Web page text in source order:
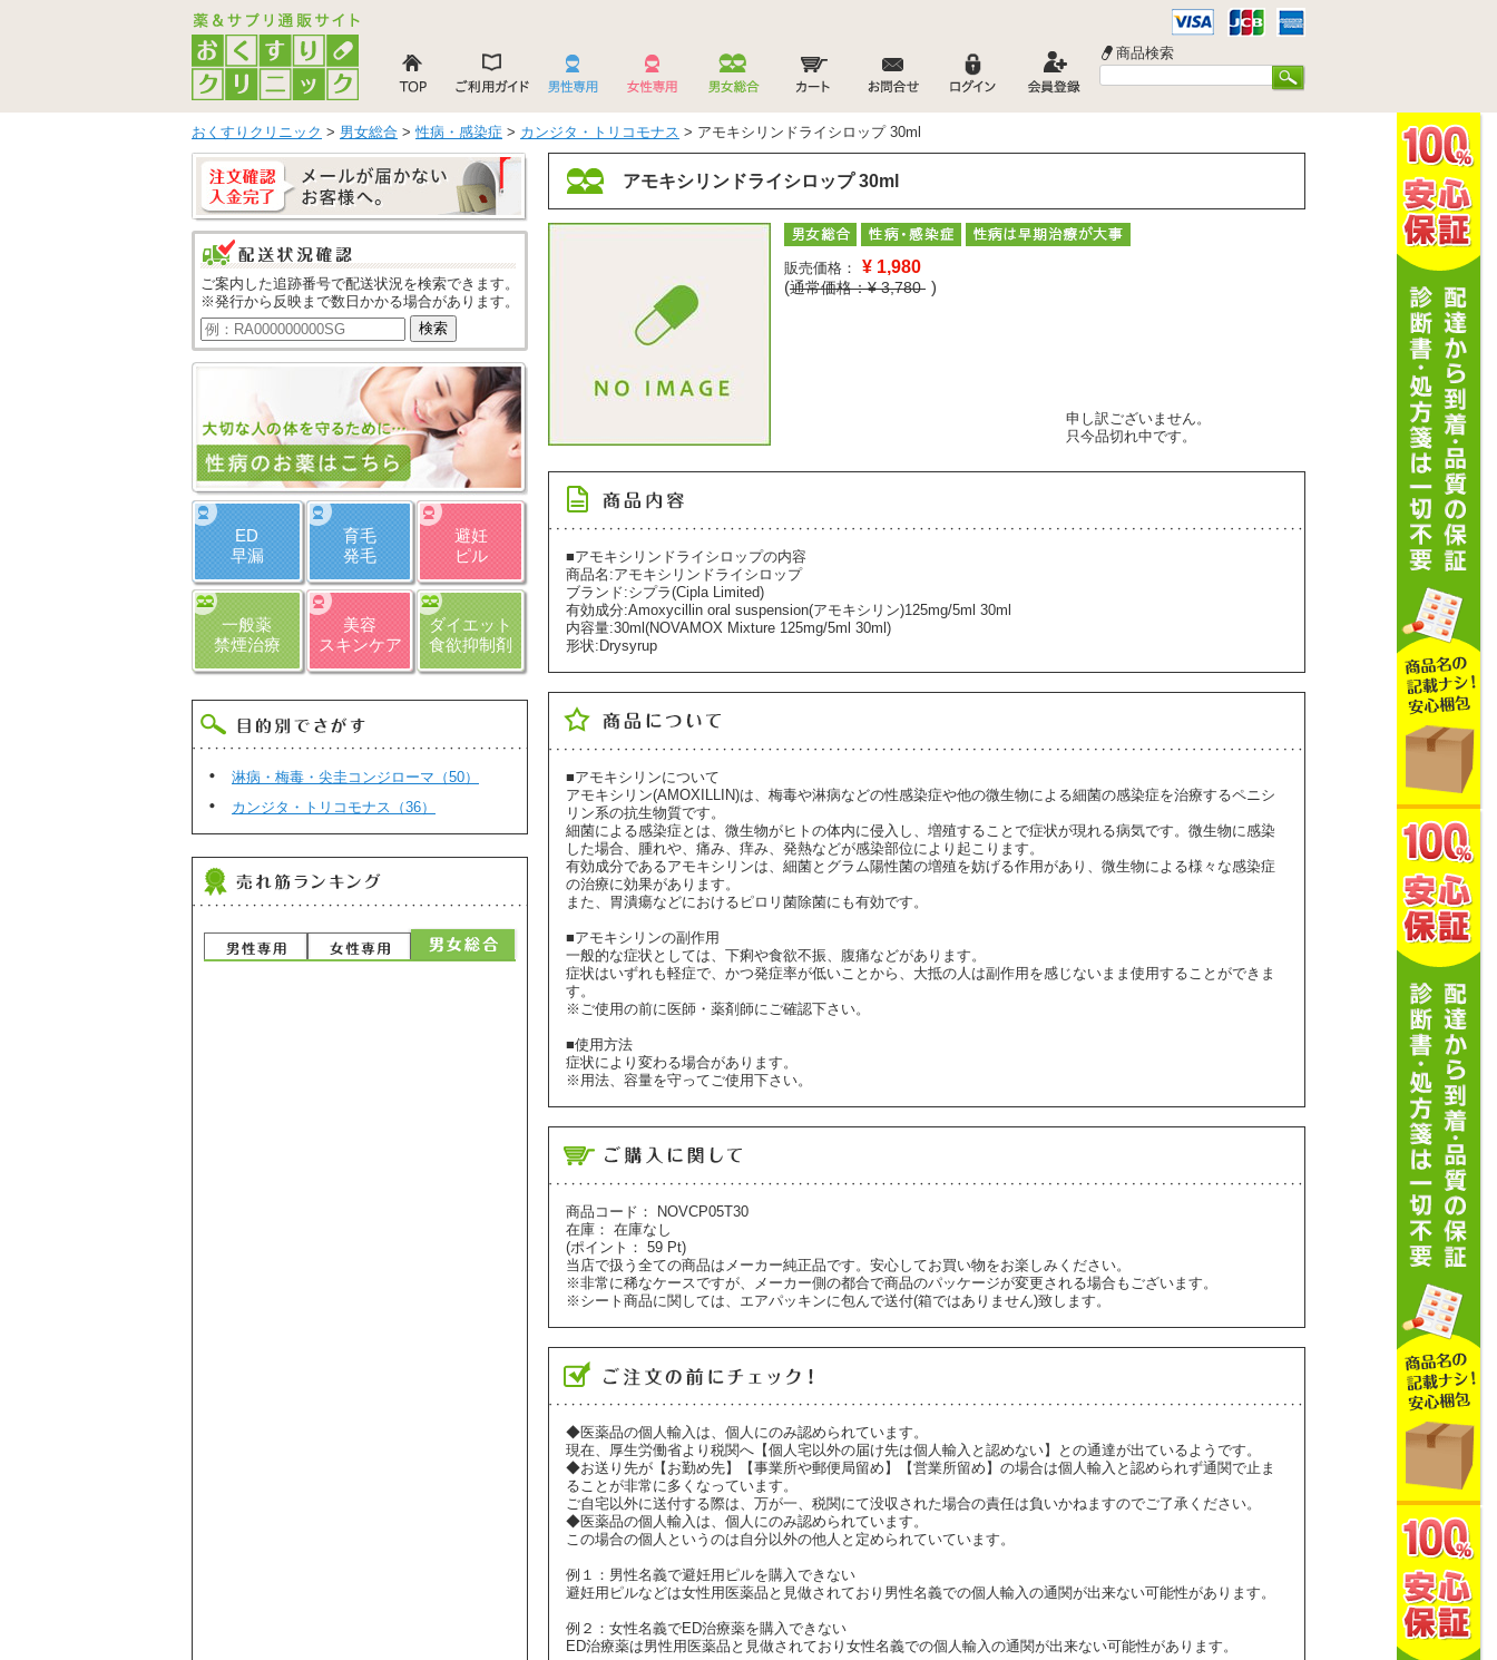
商品検索
おくすりクリニック > 男女総合 >性病・感染症 > カンジタ・トリコモナス > アモキシリンドライシロップ 30ml
アモキシリンドライシロップ 30ml
販売価格： ¥ 1,980
(通常価格：¥ 3,780 )
申し訳ございません。
只今品切れ中です。
■アモキシリンドライシロップの内容
商品名:アモキシリンドライシロップ
ブランド:シプラ(Cipla Limited)
有効成分:Amoxycillin oral suspension(アモキシリン)125mg/5ml 30ml
内容量:30ml(NOVAMOX Mixture 125mg/5ml 30ml)
形状:Drysyrup
■アモキシリンについて
アモキシリン(AMOXILLIN)は、梅毒や淋病などの性感染症や他の微生物による細菌の感染症を治療するペニシ
リン系の抗生物質です。
細菌による感染症とは、微生物がヒトの体内に侵入し、増殖することで症状が現れる病気です。微生物に感染
した場合、腫れや、痛み、痒み、発熱などが感染部位により起こります。
有効成分であるアモキシリンは、細菌とグラム陽性菌の増殖を妨げる作用があり、微生物による様々な感染症
の治療に効果があります。
また、胃潰瘍などにおけるピロリ菌除菌にも有効です。
■アモキシリンの副作用
一般的な症状としては、下痢や食欲不振、腹痛などがあります。
症状はいずれも軽症で、かつ発症率が低いことから、大抵の人は副作用を感じないまま使用することができま
す。
※ご使用の前に医師・薬剤師にご確認下さい。
■使用方法
症状により変わる場合があります。
※用法、容量を守ってご使用下さい。
商品コード：
NOVCP05T30
在庫： 在庫なし
(ポイント： 59 Pt)
当店で扱う全ての商品はメーカー純正品です。安心してお買い物をお楽しみください。
※非常に稀なケースですが、メーカー側の都合で商品のパッケージが変更される場合もございます。
※シート商品に関しては、エアパッキンに包んで送付(箱ではありません)致します。
◆医薬品の個人輸入は、個人にのみ認められています。
現在、厚生労働省より税関へ【個人宅以外の届け先は個人輸入と認めない】との通達が出ているようです。
◆お送り先が【お勤め先】【事業所や郵便局留め】【営業所留め】の場合は個人輸入と認められず通関で止ま
ることが非常に多くなっています。
ご自宅以外に送付する際は、万が一、税関にて没収された場合の責任は負いかねますのでご了承ください。
◆医薬品の個人輸入は、個人にのみ認められています。
この場合の個人というのは自分以外の他人と定められていています。
例１：男性名義で避妊用ピルを購入できない
避妊用ピルなどは女性用医薬品と見做されており男性名義での個人輸入の通関が出来ない可能性があります。
例２：女性名義でED治療薬を購入できない
ED治療薬は男性用医薬品と見做されており女性名義での個人輸入の通関が出来ない可能性があります。
ご案内した追跡番号で配送状況を検索できます。
※発行から反映まで数日かかる場合があります。
ED
早漏
育毛
発毛
避妊
ピル
一般薬
禁煙治療
美容
スキンケア
ダイエット
食欲抑制剤
淋病・梅毒・尖圭コンジローマ（50）
カンジタ・トリコモナス（36）